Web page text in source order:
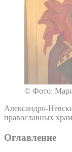
© Фото:
Александро-
православных
Оглавление